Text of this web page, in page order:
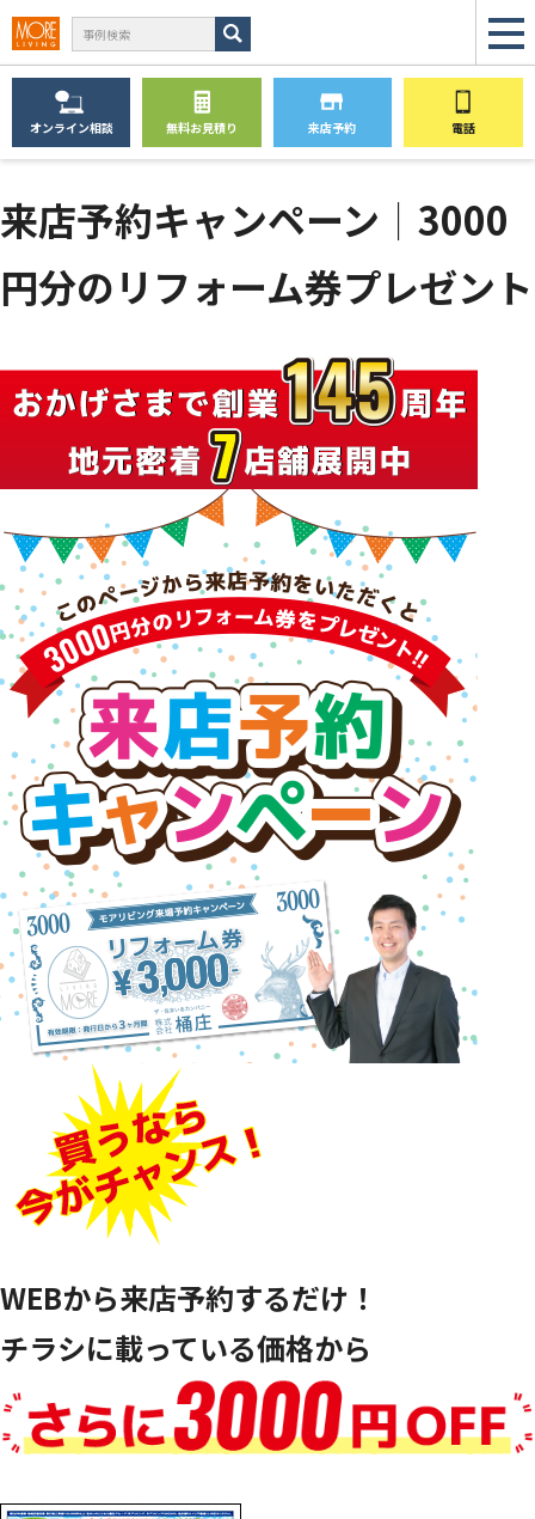
オンライン相談 無料お見積り 来店予約 電話
来店予約キャンペーン│3000
円分のリフォーム券プレゼント
WEBから来店予約するだけ！
チラシに載っている価格から